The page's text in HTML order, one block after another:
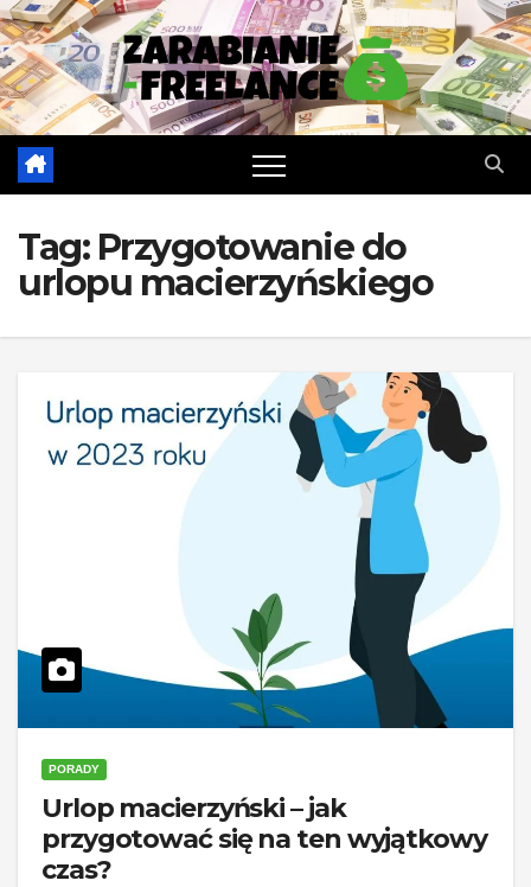
Skip
to
content
Tag: Przygotowanie do
urlopu macierzyńskiego
PORADY
Urlop macierzyński – jak
przygotować się na ten wyjątkowy
czas?